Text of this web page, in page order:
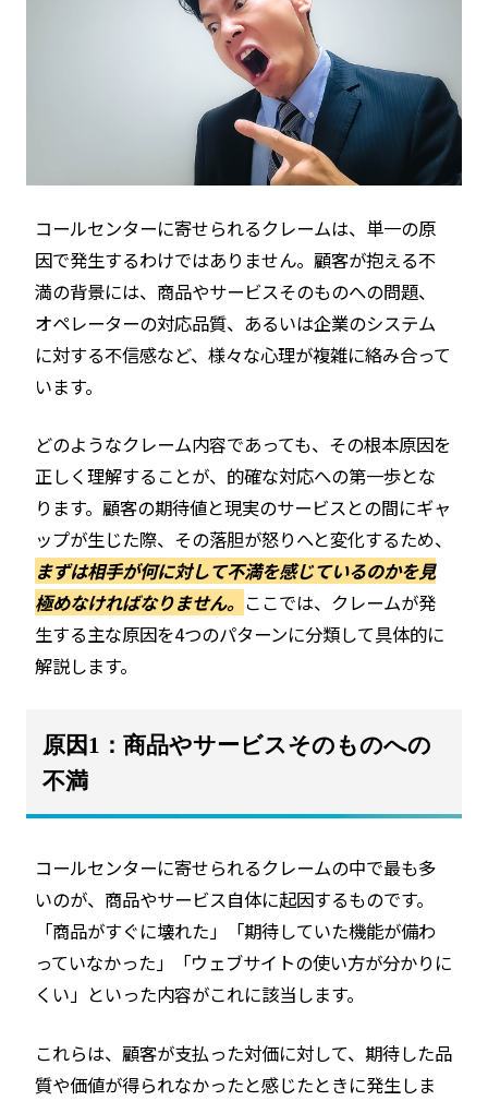
コールセンターに寄せられるクレームは、単一の原
因で発生するわけではありません。顧客が抱える不
満の背景には、商品やサービスそのものへの問題、
オペレーターの対応品質、あるいは企業のシステム
に対する不信感など、様々な心理が複雑に絡み合って
います。
どのようなクレーム内容であっても、その根本原因を
正しく理解することが、的確な対応への第一歩とな
ります。顧客の期待値と現実のサービスとの間にギャ
ップが生じた際、その落胆が怒りへと変化するため、
まずは相手が何に対して不満を感じているのかを見
極めなければなりません。 ここでは、クレームが発
生する主な原因を4つのパターンに分類して具体的に
解説します。
原因1：商品やサービスそのものへの
不満
コールセンターに寄せられるクレームの中で最も多
いのが、商品やサービス自体に起因するものです。
「商品がすぐに壊れた」「期待していた機能が備わ
っていなかった」「ウェブサイトの使い方が分かりに
くい」といった内容がこれに該当します。
これらは、顧客が支払った対価に対して、期待した品
質や価値が得られなかったと感じたときに発生しま